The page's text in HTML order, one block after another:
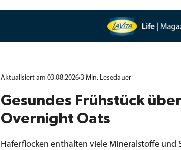
Aktualisiert am 03.08.2026•3 Min. Lesedauer
Gesundes Frühstück
Overnight Oats
Haferflocken enthalten viele Mineralstoffe und